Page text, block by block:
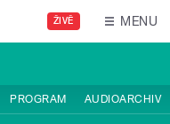
ŽIVĚ MENU
PROGRAM AUDIOARCHIV